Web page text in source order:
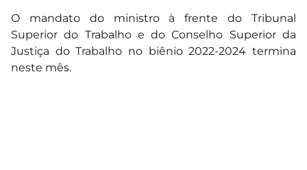
O mandato do ministro à frente do Tribunal
Superior do Trabalho e do Conselho Superior da
Justiça do Trabalho no biênio 2022-2024 termina
neste mês.